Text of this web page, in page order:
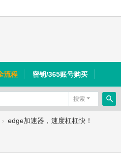
流程 密钥/365账号购买
搜索
搜
› edge加速器，速度杠杠快！